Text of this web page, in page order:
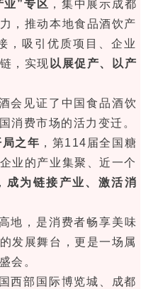
业”专区 ，集中展示成都
，推动本地食品酒饮产
，吸引优质项目、企业
，实现 以展促产、以产
会见证了中国食品酒饮
消费市场的活力变迁。
之年 ，第114届全国糖
业的产业集聚、近一个
成为链接产业、激活消
地，是消费者畅享美味
发展舞台，更是一场属
会。
西部国际博览城、成都